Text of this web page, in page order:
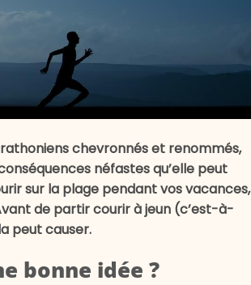
chevronnés et renommés,
néfastes qu’elle peut
sur la plage pendant vos vacances,
de partir courir à jeun (c’est-à-
peut causer.
bonne idée ?